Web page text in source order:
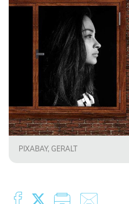
PIXABAY, GERALT